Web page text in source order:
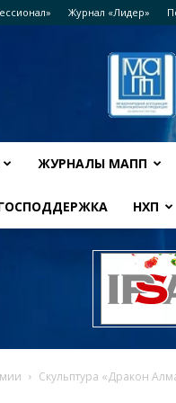
Журнал «Лидер»
ЖУРНАЛЫ МАПП
НХП
Скульптура «Дракон